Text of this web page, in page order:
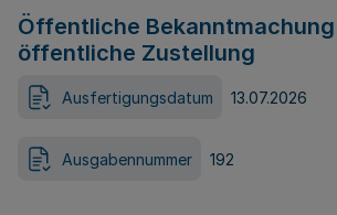
Öffentliche
öffentliche Zustellung
Ausfertigungsdatum 13.07.2026
Ausgabennummer 192